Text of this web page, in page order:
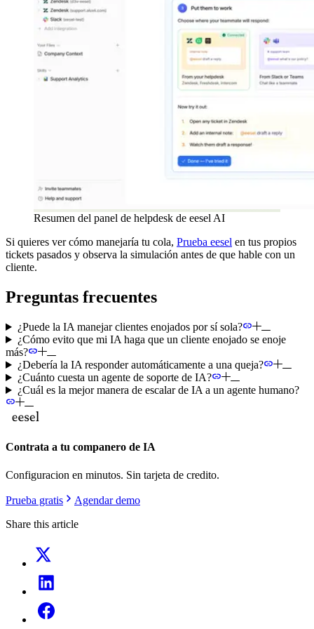
Resumen del panel de helpdesk de eesel AI
Si quieres ver cómo manejaría tu cola, Prueba eesel en tus propios
tickets pasados y observa la simulación antes de que hable con un
cliente.
Preguntas frecuentes
¿Puede la IA manejar clientes enojados por sí sola?
¿Cómo evito que mi IA haga que un cliente enojado se enoje
más?
¿Debería la IA responder automáticamente a una queja?
¿Cuánto cuesta un agente de soporte de IA?
¿Cuál es la mejor manera de escalar de IA a un agente humano?
Contrata a tu companero de IA
Configuracion en minutos. Sin tarjeta de credito.
Prueba gratis
Agendar demo
Share this article